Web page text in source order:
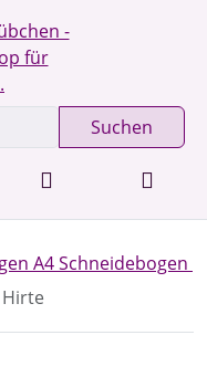
zum Inhalt
Suchen
A4 Schneidebogen